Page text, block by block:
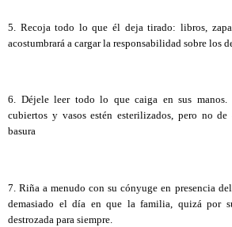
5. Recoja todo lo que él deja tirado: libros,
acostumbrará a cargar la responsabilidad sobre los
6. Déjele leer todo lo que caiga en sus manos.
cubiertos y vasos estén esterilizados, pero no
basura
7. Riña a menudo con su cónyuge en presencia
demasiado el día en que la familia, quizá por
destrozada para siempre.